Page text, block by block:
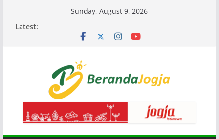
Sunday, August 9, 2026
Latest: